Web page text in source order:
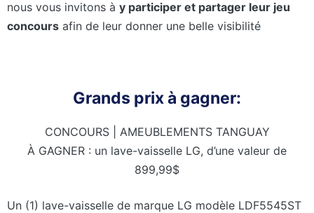
nous vous invitons à y participer et partager leur jeu
concours afin de leur donner une belle visibilité
Grands prix à gagner:
CONCOURS | AMEUBLEMENTS TANGUAY
À GAGNER : un lave-vaisselle LG, d’une valeur de
899,99$
Un (1) lave-vaisselle de marque LG modèle LDF5545ST